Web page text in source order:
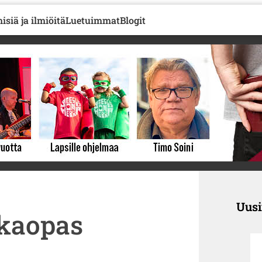
ja ilmiöitäLuetuimmatBlogit